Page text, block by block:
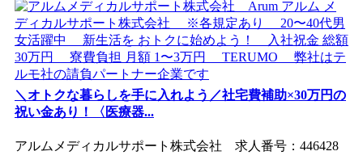
＼オトクな暮らしを手に入れよう／社宅費補助×30万円の
祝い金あり！〈医療器...
アルムメディカルサポート株式会社 求人番号：446428